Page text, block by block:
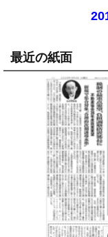
最近の紙面